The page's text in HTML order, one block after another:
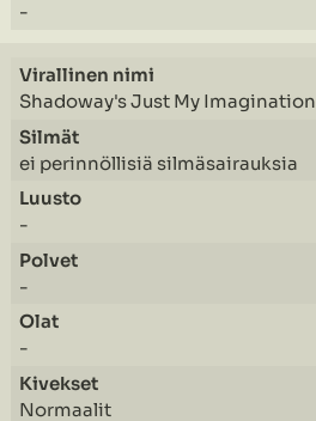
-
Shadoway's Just My Imagination
ei perinnöllisiä silmäsairauksia
-
-
-
Normaalit